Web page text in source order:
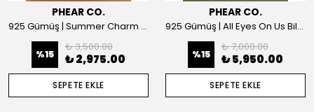
PHEAR CO.
925 Gümüş | Summer Charm Kolye
%15
₺ 3,500.00
₺ 2,975.00
SEPETE EKLE
PHEAR CO.
925 Gümüş | All Eyes On Us Bilezik
%15
₺ 7,000.00
₺ 5,950.00
SEPETE EKLE